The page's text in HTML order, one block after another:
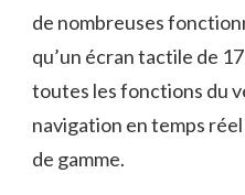
de nombreuses
qu’un écran tactile de
toutes les fonctions du
navigation en temps
de gamme.